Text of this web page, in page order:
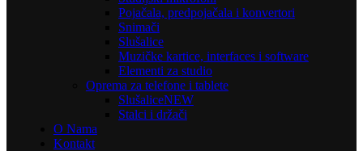
Pojačala, predpojačala i konvertori
Snimači
Slušalice
Muzičke kartice, interfaces i software
Elementi za studio
Oprema za telefone i tablete
SlušaliceNEW
Stalci i držači
O Nama
Kontakt